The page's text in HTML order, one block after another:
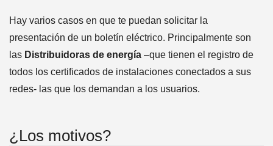
Hay varios casos en que te puedan solicitar la
presentación de un boletín eléctrico. Principalmente son
las Distribuidoras de energía–que tienen el registro de
todos los certificados de instalaciones conectados a sus
redes- las que los demandan a los usuarios.
¿Los motivos?